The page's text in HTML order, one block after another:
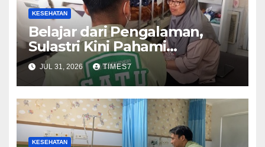
KESEHATAN
Belajar dari Pengalaman,
Sulastri Kini Pahami
Pentingnya Menjaga
Kepesertaan JKNTetap Aktif
JUL 31, 2026 TIMES7
KESEHATAN